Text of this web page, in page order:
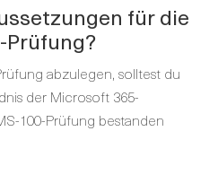
für die
abzulegen, solltest du
der Microsoft 365-
100-Prüfung bestanden